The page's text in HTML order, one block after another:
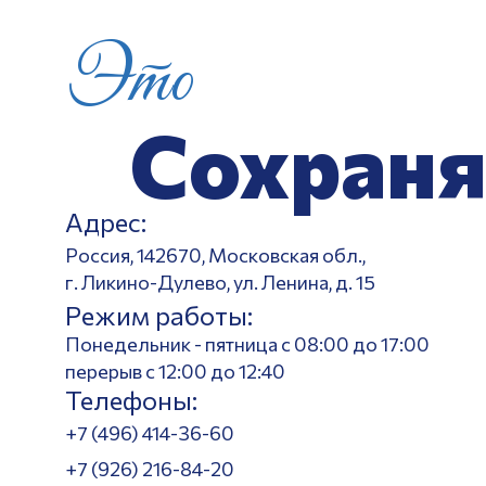
Это
Адрес:
Россия, 142670, Московская обл.,
г. Ликино-Дулево, ул. Ленина, д. 15
Режим работы:
Понедельник - пятница с 08:00 до 17:00
перерыв с 12:00 до 12:40
Телефоны:
+7 (496) 414-36-60
+7 (926) 216-84-20